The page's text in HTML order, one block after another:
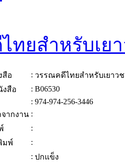
ทยสำหรับเยา
สือ : วรรณคดีไทยสำหรับเยาวช
งสือ
: B06530
: 974-974-256-3446
ากงาน :
:
มพ์
:
: ปกแข็ง